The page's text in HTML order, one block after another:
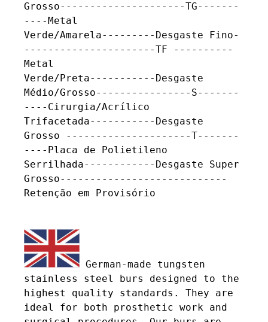
Grosso---------------------TG-------
----Metal
Verde/Amarela---------Desgaste Fino-
----------------------TF ----------
Metal
Verde/Preta-----------Desgaste
Médio/Grosso----------------S-------
----Cirurgia/Acrílico
Trifacetada-----------Desgaste
Grosso ---------------------T-------
----Placa de Polietileno
Serrilhada------------Desgaste Super
Grosso----------------------------
Retenção em Provisório
German-made tungsten
stainless steel burs designed to the
highest quality standards. They are
ideal for both prosthetic work and